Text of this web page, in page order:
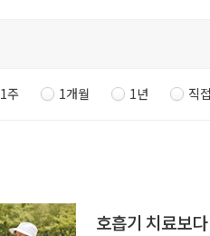
1주 1개월 1년 직
호흡기 치료보